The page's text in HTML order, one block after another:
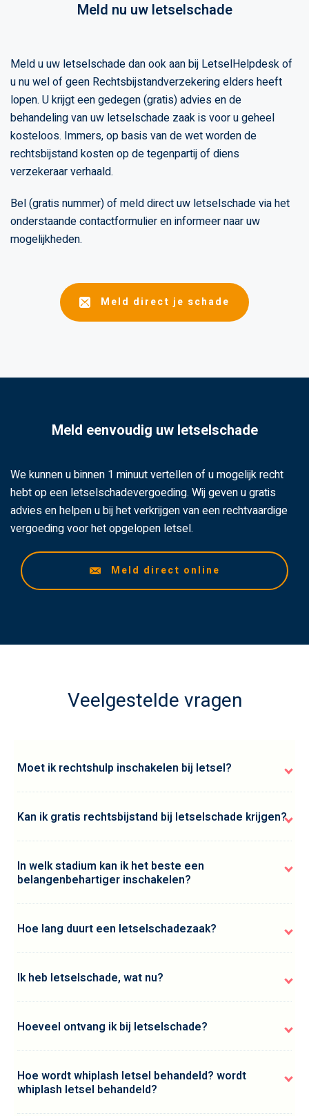
Meld nu uw letselschade
Meld u uw letselschade dan ook aan bij LetselHelpdesk of
u nu wel of geen Rechtsbijstandverzekering elders heeft
lopen. U krijgt een gedegen (gratis) advies en de
behandeling van uw letselschade zaak is voor u geheel
kosteloos. Immers, op basis van de wet worden de
rechtsbijstand kosten op de tegenpartij of diens
verzekeraar verhaald.
Bel (gratis nummer) of meld direct uw letselschade via het
onderstaande contactformulier en informeer naar uw
mogelijkheden.
Meld direct je schade
Meld eenvoudig uw letselschade
We kunnen u binnen 1 minuut vertellen of u mogelijk recht
hebt op een letselschadevergoeding. Wij geven u gratis
advies en helpen u bij het verkrijgen van een rechtvaardige
vergoeding voor het opgelopen letsel.
Meld direct online
Veelgestelde vragen
Moet ik rechtshulp inschakelen bij letsel?
Kan ik gratis rechtsbijstand bij letselschade krijgen?
In welk stadium kan ik het beste een
belangenbehartiger inschakelen?
Hoe lang duurt een letselschadezaak?
Ik heb letselschade, wat nu?
Hoeveel ontvang ik bij letselschade?
Hoe wordt whiplash letsel behandeld? wordt
whiplash letsel behandeld?